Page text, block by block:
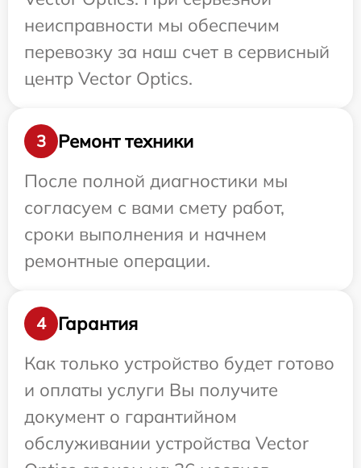
неисправности мы обеспечим
перевозку за наш счет в сервисный
центр Vector Optics.
3
Ремонт техники
После полной диагностики мы
согласуем с вами смету работ,
сроки выполнения и начнем
ремонтные операции.
4
Гарантия
Как только устройство будет готово
и оплаты услуги Вы получите
документ о гарантийном
обслуживании устройства Vector